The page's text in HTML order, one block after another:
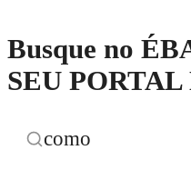
Busque no
SEU
como